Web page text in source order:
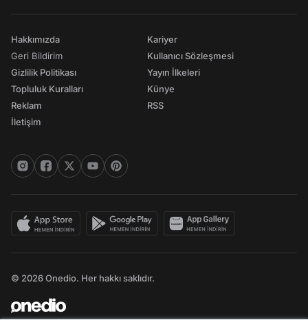
Hakkımızda
Geri Bildirim
Gizlilik Politikası
Topluluk Kuralları
Reklam
İletişim
Kariyer
Kullanıcı Sözleşmesi
Yayın İlkeleri
Künye
RSS
© 2026 Onedio. Her hakkı saklıdır.